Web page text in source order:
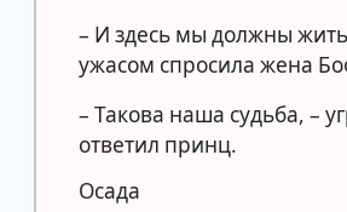
– И здесь мы должны
ужасом спросила жена
– Такова наша судьба, –
ответил принц.
Осада